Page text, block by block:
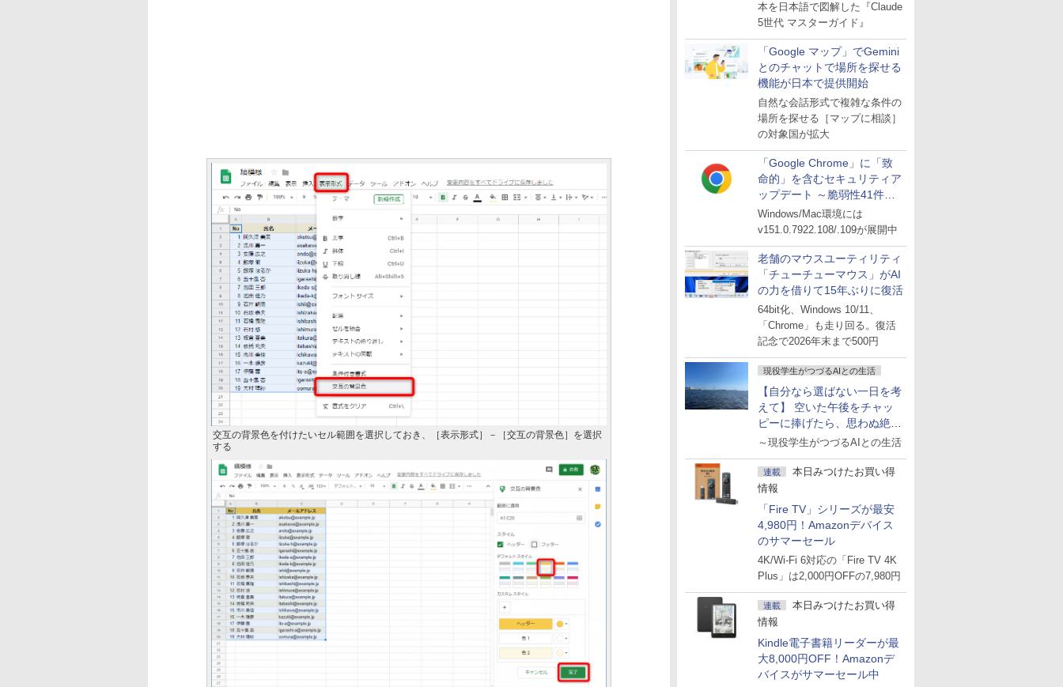
本を日本語で図解した『Claude
5世代 マスターガイド』
「Google マップ」でGemini
とのチャットで場所を探せる
機能が日本で提供開始
自然な会話形式で複雑な条件の
場所を探せる［マップに相談］
の対象国が拡大
「Google Chrome」に「致
命的」を含むセキュリティア
ップデート ～脆弱性41件に
対処
Windows/Mac環境には
v151.0.7922.108/.109が展開中
老舗のマウスユーティリティ
「チューチューマウス」がAI
の力を借りて15年ぶりに復活
64bit化、Windows 10/11、
「Chrome」も走り回る。復活
記念で2026年末まで500円
現役学生がつづるAIとの生活
【自分なら選ばない一日を考
えて】 空いた午後をチャッ
ピーに捧げたら、思わぬ絶景
に出会った話
～現役学生がつづるAIとの生活
連載
本日みつけたお買い得
情報
「Fire TV」シリーズが最安
4,980円！Amazonデバイス
のサマーセール
4K/Wi-Fi 6対応の「Fire TV 4K
Plus」は2,000円OFFの7,980円
連載
本日みつけたお買い得
情報
Kindle電子書籍リーダーが最
大8,000円OFF！Amazonデ
バイスがサマーセール中
交互の背景色を付けたいセル範囲を選択しておき、［表示形式］－［交互の背景色］を選択
する